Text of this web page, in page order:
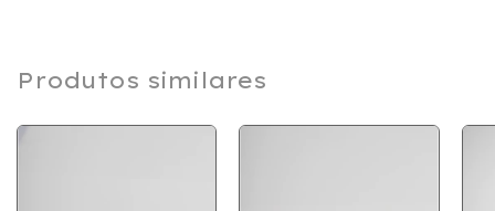
Produtos similares